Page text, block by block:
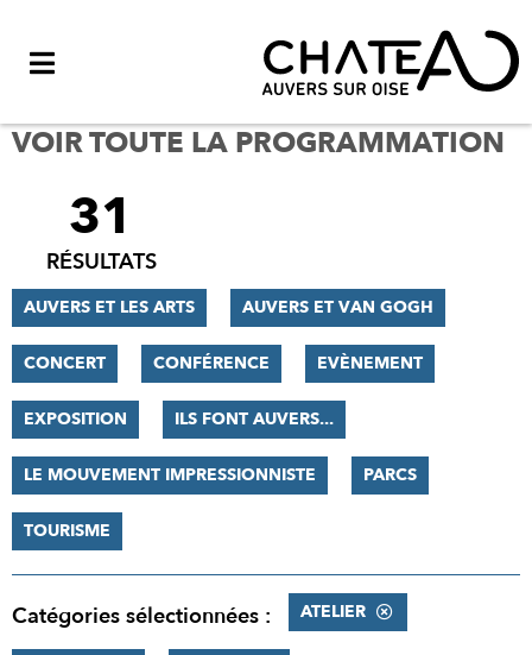
VOIR TOUTE LA PROGRAMMATION
FILTRER
RÉSULTATS
31
RÉSULTATS
AUVERS ET LES ARTS AUVERS ET VAN GOGH
CONCERT CONFÉRENCE EVÈNEMENT
EXPOSITION ILS FONT AUVERS...
LE MOUVEMENT IMPRESSIONNISTE PARCS
TOURISME
Catégories sélectionnées : ATELIER